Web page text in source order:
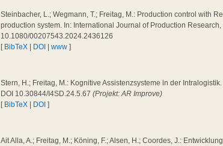
Steinbacher, L.; Wegmann, T.; Freitag, M.: Production control with
production system. In: International Journal of Production Research,
10.1080/00207543.2024.2436126
[ BibTeX DOI |www ]
Stern, H.; Freitag, M.: Kognitive Assistenzsysteme in der
DOI 10.30844/I4SD.24.5.67(Projekt: AR Improve)
[ BibTeX DOI ]
Ait Alla, A.; Freitag, M.; Köning, F.; Alsen, H.; Coordes, J.: